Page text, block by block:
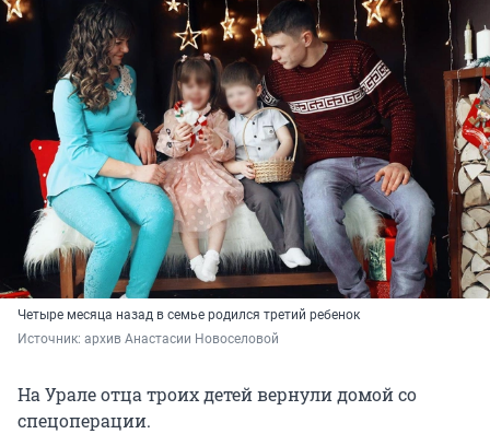
Четыре месяца назад в семье родился третий ребенок
Источник: архив Анастасии Новоселовой
На Урале отца троих детей вернули домой со
спецоперации.